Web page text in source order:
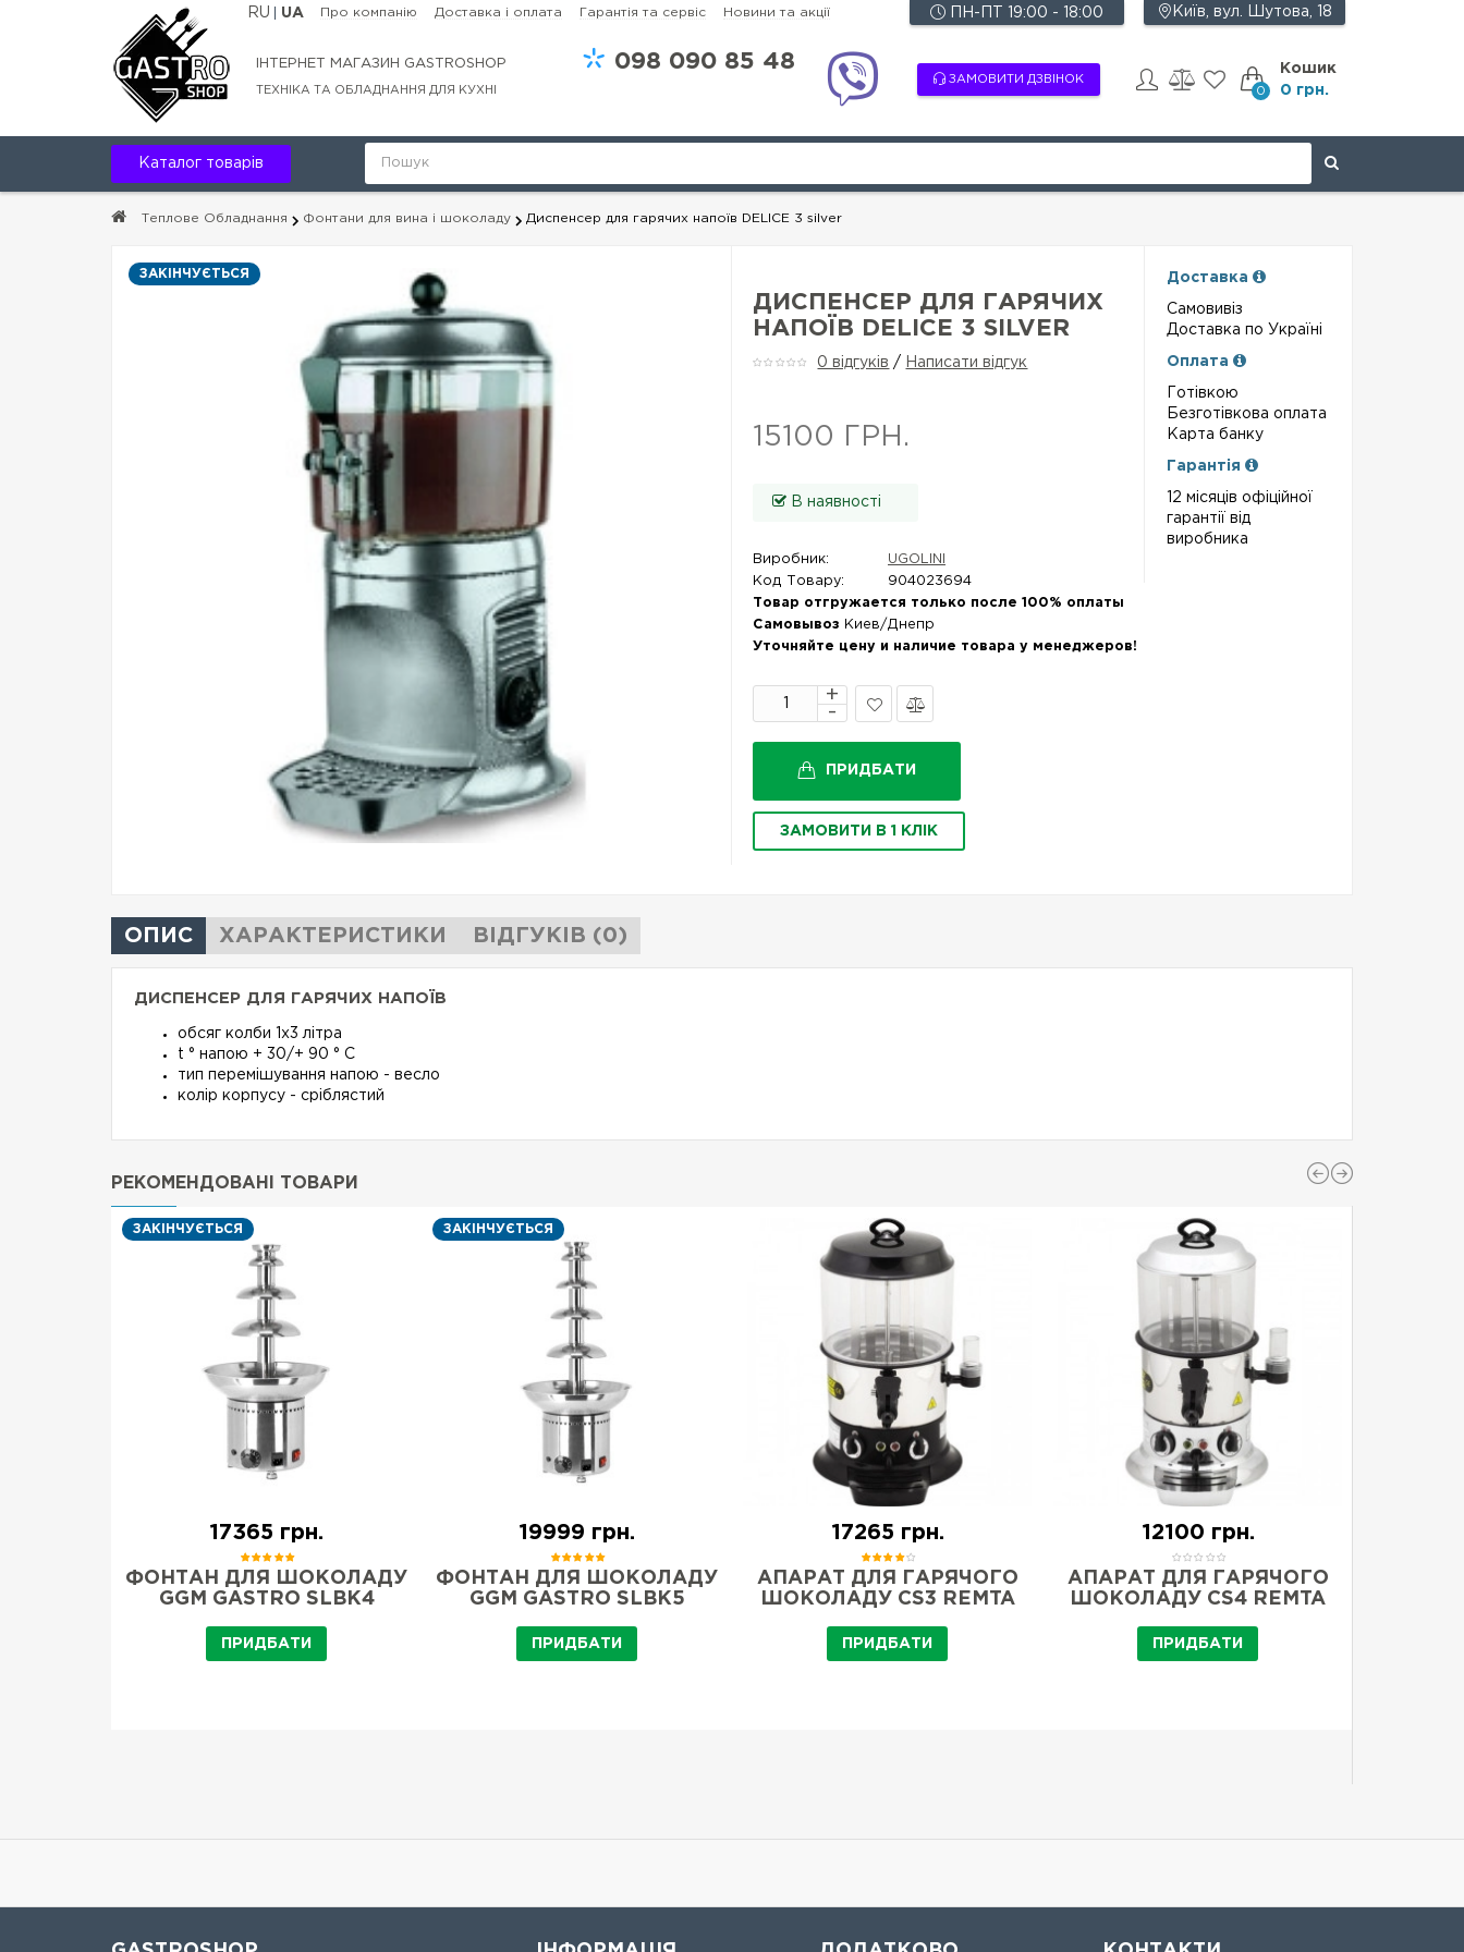
ІНТЕРНЕТ МАГАЗИН GASTROSHOP
ТЕХНІКА ТА ОБЛАДНАННЯ ДЛЯ КУХНІ
Київ, вул. Шутова, 18
RU UA Про компанію Доставка і оплата Гарантія та сервіс Новини та акції
098 090 85 48
ЗАМОВИТИ ДЗВІНОК
ПН-ПТ 19:00 - 18:00
Кошик
0 0 грн.
Каталог товарів
Теплове Обладнання Фонтани для вина і шоколаду Диспенсер для гарячих напоїв DELICE 3 silver
ЗАКІНЧУЄТЬСЯ
ДИСПЕНСЕР ДЛЯ ГАРЯЧИХ
НАПОЇВ DELICE 3 SILVER
0 відгуків / Написати відгук
15100 ГРН.
В наявності
Виробник:
UGOLINI
Код Товару:
904023694
Товар отгружается только после 100% оплаты
Самовывоз Киев/Днепр
Уточняйте цену и наличие товара у менеджеров!
закладки
ПРИДБАТИ
ЗАМОВИТИ В 1 КЛІК
Доставка
Самовивіз
Доставка по Україні
Оплата
Готівкою
Безготівкова оплата
Карта банку
Гарантія
12 місяців офіційної
гарантії від
виробника
ОПИС ХАРАКТЕРИСТИКИ ВІДГУКІВ (0)
ДИСПЕНСЕР ДЛЯ ГАРЯЧИХ НАПОЇВ
обсяг колби 1х3 літра
t ° напою + 30/+ 90 ° C
тип перемішування напою - весло
колір корпусу - сріблястий
РЕКОМЕНДОВАНІ ТОВАРИ
ЗАКІНЧУЄТЬСЯ
17365 грн.
ФОНТАН ДЛЯ ШОКОЛАДУ
GGM GASTRO SLBK4
ПРИДБАТИ
ЗАКІНЧУЄТЬСЯ
19999 грн.
ФОНТАН ДЛЯ ШОКОЛАДУ
GGM GASTRO SLBK5
ПРИДБАТИ
17265 грн.
АПАРАТ ДЛЯ ГАРЯЧОГО
ШОКОЛАДУ CS3 REMTA
ПРИДБАТИ
12100 грн.
АПАРАТ ДЛЯ ГАРЯЧОГО
ШОКОЛАДУ CS4 REMTA
ПРИДБАТИ